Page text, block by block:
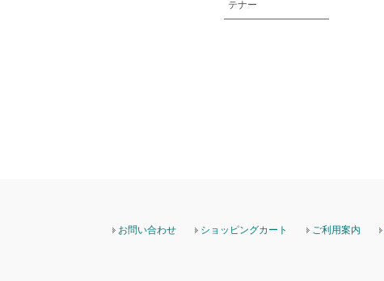
テナー
お問い合わせ ショッピングカート ご利用案内